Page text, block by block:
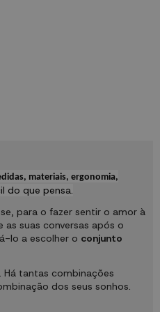
materiais, ergonomia,
do que pensa.
para o fazer sentir o amor à
as suas conversas após o
lo a escolher o conjunto
tantas combinações
dos seus sonhos.